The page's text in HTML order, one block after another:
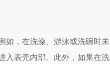
，在洗澡、游泳或洗碗时未
入表壳内部。此外，如果在洗